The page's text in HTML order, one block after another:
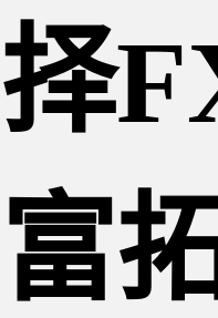
择
富